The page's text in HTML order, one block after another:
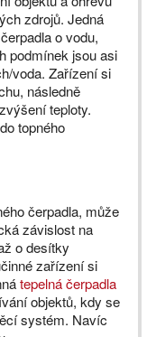
zdrojů. Jedná
o vodu,
podmínek jsou asi
voda. Zařízení si
následně
teploty.
topného
čerpadla, může
závislost na
o desítky
zařízení si
tepelná čerpadla
objektů, kdy se
systém. Navíc